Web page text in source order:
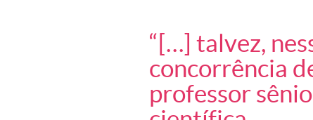
“[…] talvez,
concorrência
professor